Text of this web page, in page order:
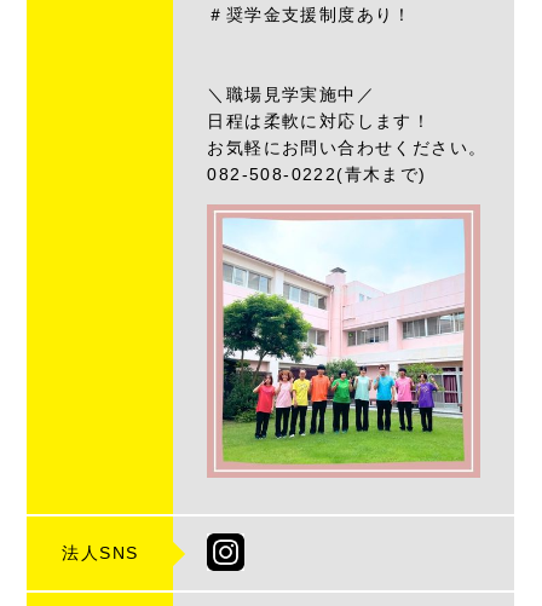
＃奨学金支援制度あり！
＼職場見学実施中／
日程は柔軟に対応します！
お気軽にお問い合わせください。
082-508-0222(青木まで)
法人SNS